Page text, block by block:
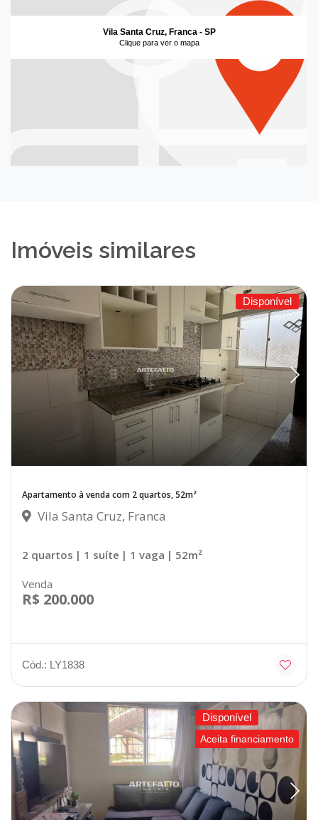
Vila Santa Cruz, Franca - SP
Clique para ver o mapa
Imóveis similares
Disponível
Apartamento à venda com 2 quartos, 52m²
Vila Santa Cruz, Franca
2 quartos | 1 suíte | 1 vaga | 52m²
Venda
R$ 200.000
Cód.: LY1838
Disponível
Aceita financiamento